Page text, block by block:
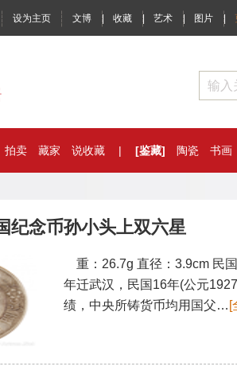
设为主页 文博 | 收藏 | 艺术 | 图片 |
拍卖 藏家 说收藏 | [鉴藏] 陶瓷 书画
纪念币孙小头上双六星
重：26.7g 直径：3.9cm 民
年迁武汉，民国16年(公元
绩，中央所铸货币均用国父… [